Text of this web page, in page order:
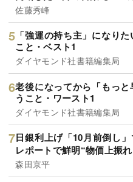
佐藤秀峰
「強運の持ち主」になり
こと・ベスト1
ダイヤモンド社書籍編集局
老後になってから「もっ
うこと・ワースト1
ダイヤモンド社書籍編集局
日銀利上げ「10月前倒し
レポートで鮮明“物価上振
森田京平